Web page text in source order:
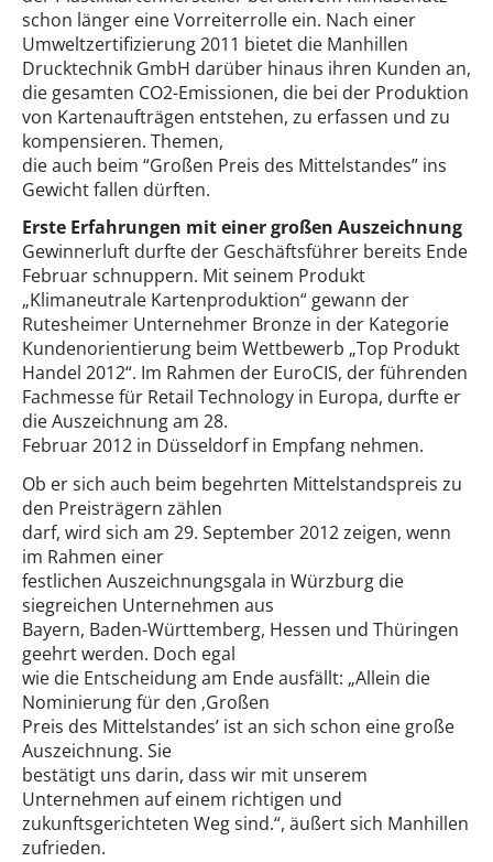
schon länger eine Vorreiterrolle ein. Nach einer
Umweltzertifizierung 2011 bietet die Manhillen
Drucktechnik GmbH darüber hinaus ihren Kunden an,
die gesamten CO2-Emissionen, die bei der Produktion
von Kartenaufträgen entstehen, zu erfassen und zu
kompensieren. Themen,
die auch beim “Großen Preis des Mittelstandes” ins
Gewicht fallen dürften.
Erste Erfahrungen mit einer großen Auszeichnung
Gewinnerluft durfte der Geschäftsführer bereits Ende
Februar schnuppern. Mit seinem Produkt
„Klimaneutrale Kartenproduktion“ gewann der
Rutesheimer Unternehmer Bronze in der Kategorie
Kundenorientierung beim Wettbewerb „Top Produkt
Handel 2012“. Im Rahmen der EuroCIS, der führenden
Fachmesse für Retail Technology in Europa, durfte er
die Auszeichnung am 28.
Februar 2012 in Düsseldorf in Empfang nehmen.
Ob er sich auch beim begehrten Mittelstandspreis zu
den Preisträgern zählen
darf, wird sich am 29. September 2012 zeigen, wenn
im Rahmen einer
festlichen Auszeichnungsgala in Würzburg die
siegreichen Unternehmen aus
Bayern, Baden-Württemberg, Hessen und Thüringen
geehrt werden. Doch egal
wie die Entscheidung am Ende ausfällt: „Allein die
Nominierung für den ‚Großen
Preis des Mittelstandes’ ist an sich schon eine große
Auszeichnung. Sie
bestätigt uns darin, dass wir mit unserem
Unternehmen auf einem richtigen und
zukunftsgerichteten Weg sind.“, äußert sich Manhillen
zufrieden.